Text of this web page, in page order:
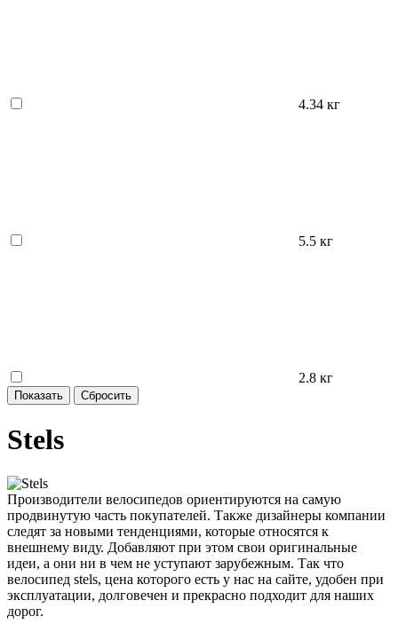
4.34 кг
5.5 кг
2.8 кг
Stels
Производители велосипедов ориентируются на самую
продвинутую часть покупателей. Также дизайнеры компании
следят за новыми тенденциями, которые относятся к
внешнему виду. Добавляют при этом свои оригинальные
идеи, а они ни в чем не уступают зарубежным. Так что
велосипед stels, цена которого есть у нас на сайте, удобен при
эксплуатации, долговечен и прекрасно подходит для наших
дорог.